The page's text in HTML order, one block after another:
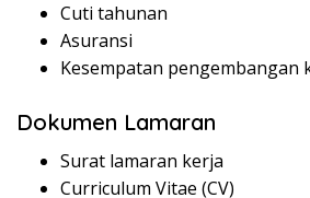
Cuti tahunan
Asuransi
Kesempatan pengembangan
Dokumen Lamaran
Surat lamaran kerja
Curriculum Vitae (CV)